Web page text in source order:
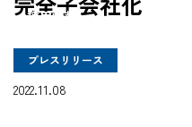
採用情報
プレスリリース
2022.11.08